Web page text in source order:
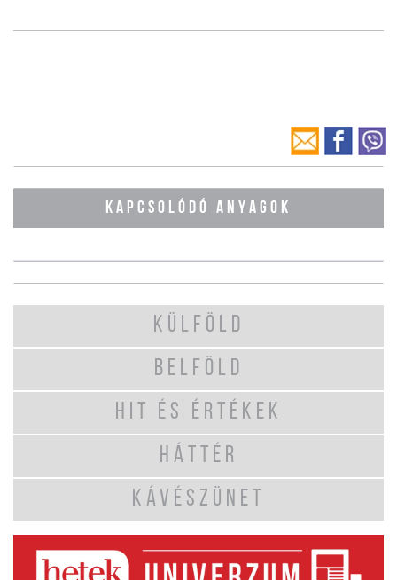
KAPCSOLÓDÓ ANYAGOK
KÜLFÖLD
BELFÖLD
HIT ÉS ÉRTÉKEK
HÁTTÉR
KÁVÉSZÜNET